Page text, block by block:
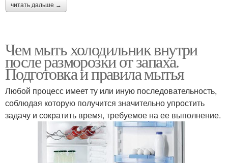
читать дальше →
Чем мыть холодильник внутри
после разморозки от запаха.
Подготовка и правила мытья
Любой процесс имеет ту или иную последовательность,
соблюдая которую получится значительно упростить
задачу и сократить время, требуемое на ее выполнение.